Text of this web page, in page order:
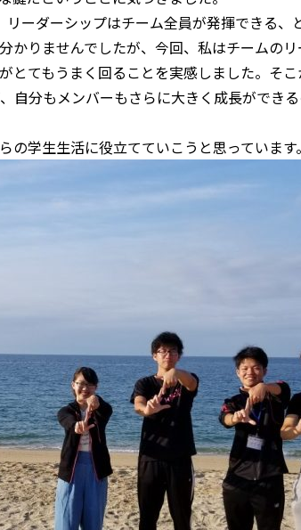
ーダーシップはチーム全員が発揮できる
かりませんでしたが、今回、私はチームの
とてもうまく回ることを実感しました。そ
自分もメンバーもさらに大きく成長ができ
の学生生活に役立てていこうと思っています